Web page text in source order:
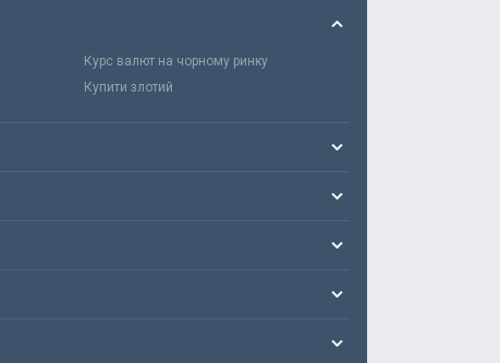
Курс валют на чорному ринку
Купити злотий